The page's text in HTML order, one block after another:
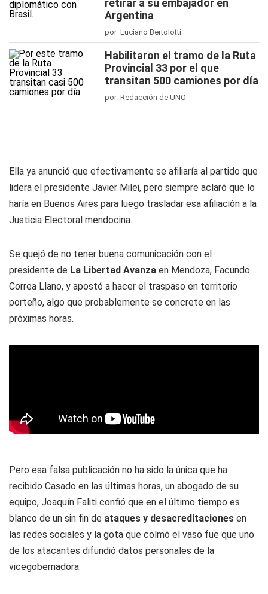
retirar a su embajador en
Argentina
por Luciano Bertolotti
Habilitaron el tramo de la Ruta
Provincial 33 por el que
transitan 500 camiones por día
por Redacción de UNO
Ella ya anunció que efectivamente se afiliaría al partido que
lidera el presidente Javier Milei, pero siempre aclaró que lo
haría en Buenos Aires para luego trasladar esa afiliación a la
Justicia Electoral mendocina.
Se quejó de no tener buena comunicación con el
presidente de La Libertad Avanza en Mendoza, Facundo
Correa Llano, y apostó a hacer el traspaso en territorio
porteño, algo que probablemente se concrete en las
próximas horas.
Pero esa falsa publicación no ha sido la única que ha
recibido Casado en las últimas horas, un abogado de su
equipo, Joaquín Faliti confió que en el último tiempo es
blanco de un sin fin de ataques y desacreditaciones en
las redes sociales y la gota que colmó el vaso fue que uno
de los atacantes difundió datos personales de la
vicegobernadora.